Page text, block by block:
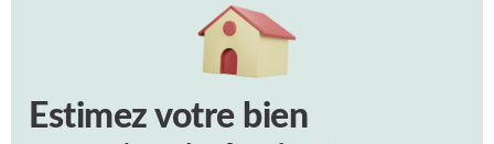
Estimez votre bien